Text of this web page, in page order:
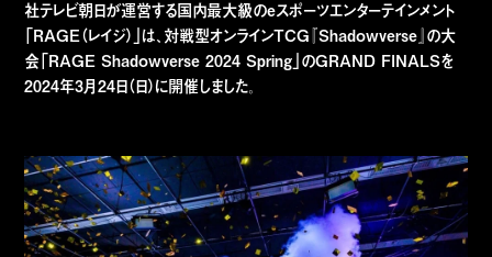
社テレビ朝日が運営する国内最大級のeスポーツエンターテインメント
「RAGE（レイジ）」は、対戦型オンラインTCG『Shadowverse』の大
会「RAGE Shadowverse 2024 Spring」のGRAND FINALSを
2024年3月24日（日）に開催しました。